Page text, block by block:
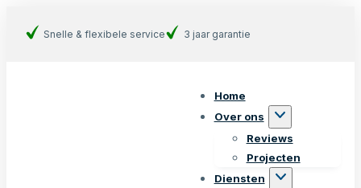
Snelle & flexibele service 3 jaar garantie
Home
Over ons
Reviews
Projecten
Diensten